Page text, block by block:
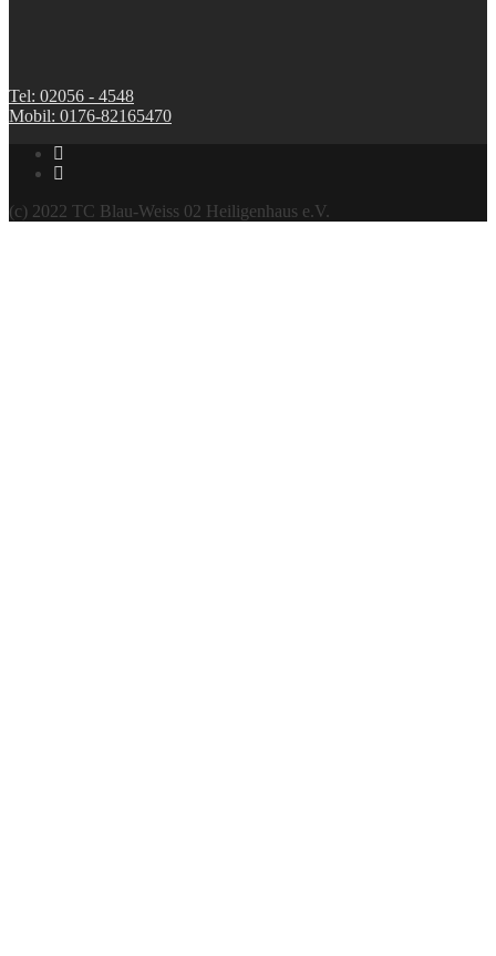
Tel: 02056 - 4548
Mobil: 0176-82165470
(c) 2022 TC Blau-Weiss 02 Heiligenhaus e.V.